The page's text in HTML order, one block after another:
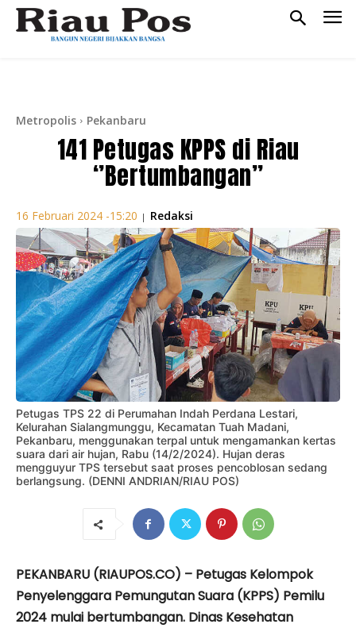
Metropolis Pekanbaru
141 Petugas KPPS di Riau
‘’Bertumbangan’’
16 Februari 2024 -15:20 | Redaksi
Petugas TPS 22 di Perumahan Indah Perdana Lestari,
Kelurahan Sialangmunggu, Kecamatan Tuah Madani,
Pekanbaru, menggunakan terpal untuk mengamankan kertas
suara dari air hujan, Rabu (14/2/2024). Hujan deras
mengguyur TPS tersebut saat proses pencoblosan sedang
berlangsung. (DENNI ANDRIAN/RIAU POS)
PEKANBARU (RIAUPOS.CO) – Petugas Kelompok
Penyelenggara Pemungutan Suara (KPPS) Pemilu
2024 mulai bertumbangan. Dinas Kesehatan